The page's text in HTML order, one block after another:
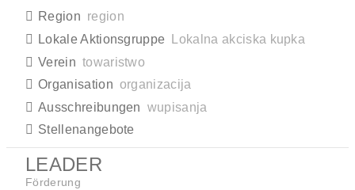
Region region
Lokale Aktionsgruppe
Lokalna akciska kupka
Verein towaristwo
Organisation organizacija
Ausschreibungen wupisanja
Stellenangebote
LEADER
Förderung